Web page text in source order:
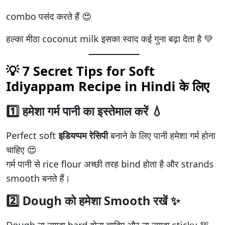
combo पसंद करते हैं 😍
हल्का मीठा coconut milk इसका स्वाद कई गुना बढ़ा देता है 💚
💡 7 Secret Tips for Soft
Idiyappam Recipe in Hindi के लिए
1️⃣ हमेशा गर्म पानी का इस्तेमाल करें 💧
Perfect softइडियप्पम रेसिपीबनाने के लिए पानी हमेशा गर्म होना
चाहिए 😍
गर्म पानी से rice flour अच्छी तरह bind होता है और strands
smooth बनते हैं।
2️⃣ Dough को हमेशा Smooth रखें ✨